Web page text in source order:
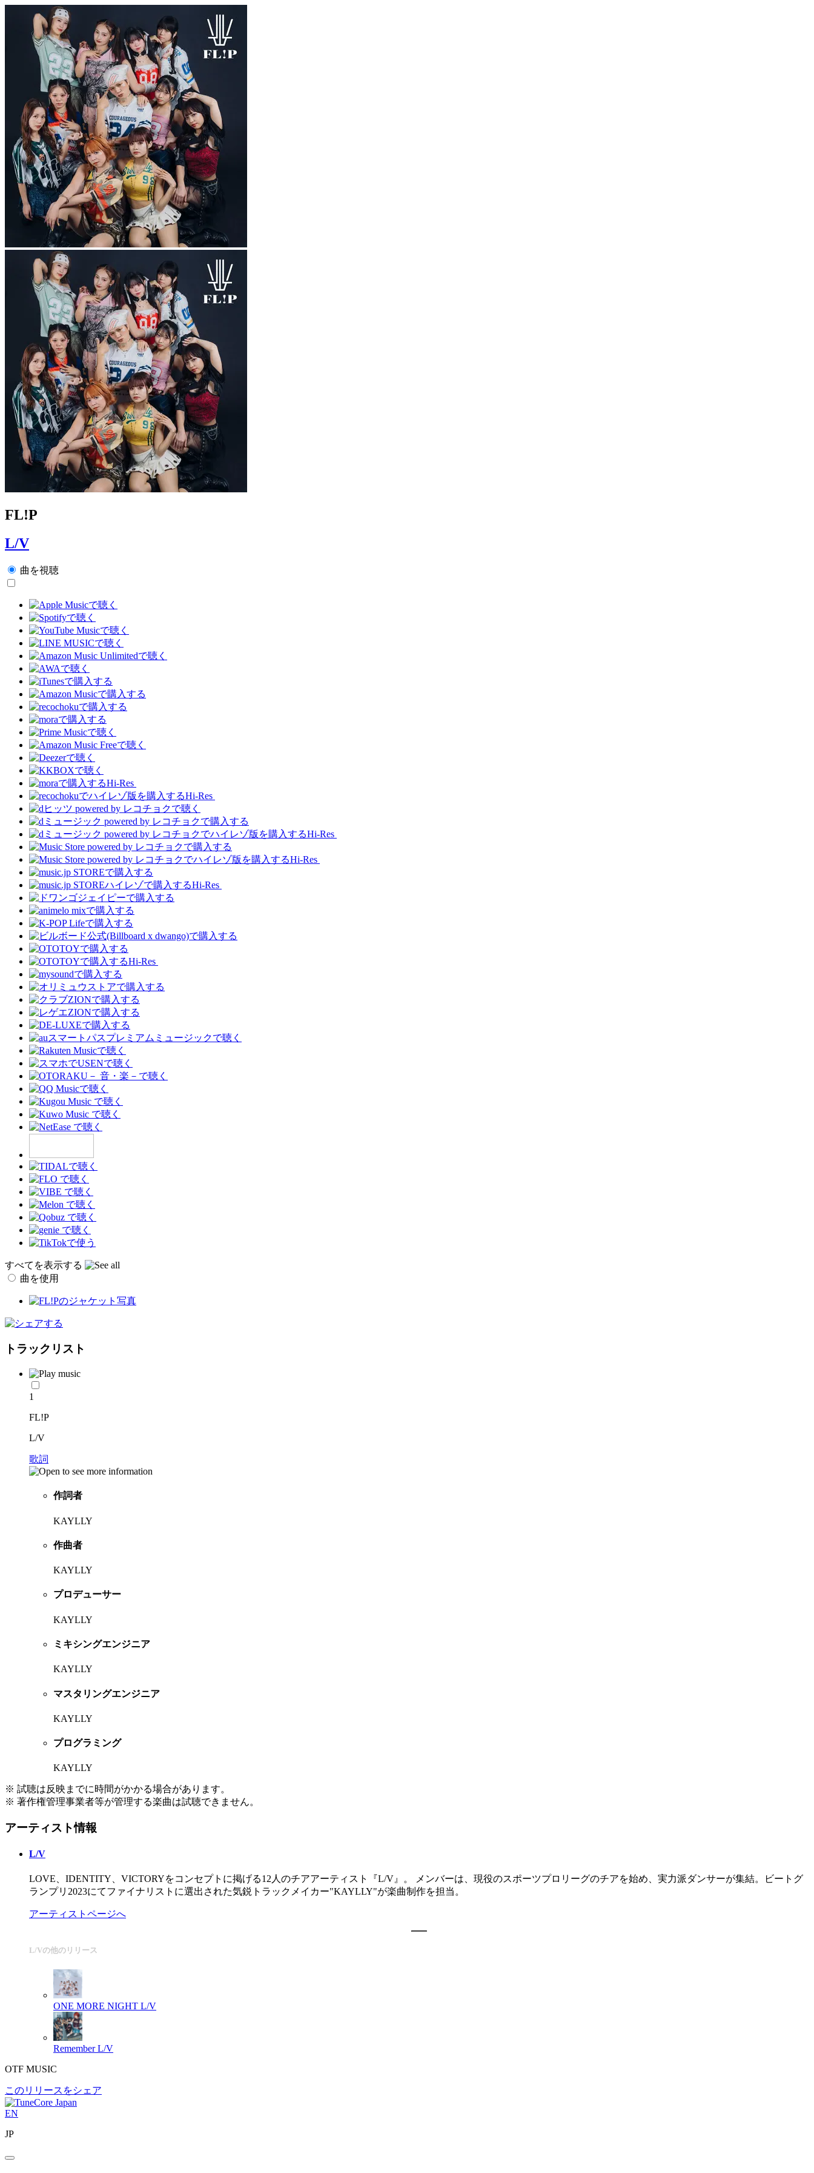
FL!P
L/V
曲を視聴
Hi-Res
Hi-Res
Hi-Res
Hi-Res
Hi-Res
Hi-Res
すべてを表示する
曲を使用
トラックリスト
1
FL!P
L/V
歌詞
作詞者
KAYLLY
作曲者
KAYLLY
プロデューサー
KAYLLY
ミキシングエンジニア
KAYLLY
マスタリングエンジニア
KAYLLY
プログラミング
KAYLLY
※ 試聴は反映までに時間がかかる場合があります。
※ 著作権管理事業者等が管理する楽曲は試聴できません。
アーティスト情報
L/V
LOVE、IDENTITY、VICTORYをコンセプトに掲げる12人のチアアーティスト『L/V』。 メンバーは、現役のスポーツプロリーグのチアを始め、実力派ダンサーが集結。ビートグ
ランプリ2023にてファイナリストに選出された気鋭トラックメイカー"KAYLLY"が楽曲制作を担当。
アーティストページへ
L/Vの他のリリース
ONE MORE NIGHT L/V
Remember L/V
OTF MUSIC
このリリースをシェア
EN
JP